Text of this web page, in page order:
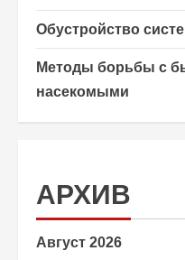
Обустройство
Методы борьбы с
насекомыми
АРХИВ
Август 2026